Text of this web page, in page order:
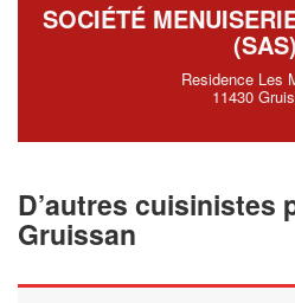
SOCIÉTÉ
(SAS)
Residence Les
11430
D’autres cuisinistes
Gruissan